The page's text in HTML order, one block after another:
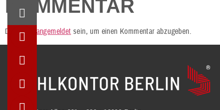
KOMMENTAR
Du musst angemeldet sein, um einen Kommentar abzugeben.